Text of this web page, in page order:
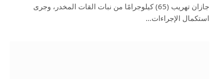
جازان تهريب (65) كيلوجرامًا من نبات القات المخدر، وجرى
استكمال الإجراءات…